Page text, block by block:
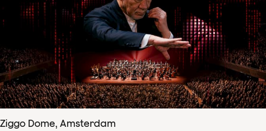
Ziggo Dome, Amsterdam